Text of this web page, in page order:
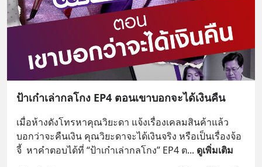
ป้าเก๋าเล่ากลโกง EP4 ตอนเขาบอกจะได้เงินคืน
เมื่อห้างดังโทรหาคุณวิยะดา แจ้งเรื่องเคลมสินค้าแล้ว
บอกว่าจะคืนเงิน คุณวิยะดาจะได้เงินจริง หรือเป็นเรื่องจ้อ
จี้  หาคำตอบได้ที่ “ป้าเก๋าเล่ากลโกง” EP4 ต... ดูเพิ่มเติม